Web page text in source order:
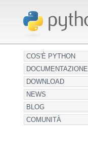
COS'È PYTHON
DOCUMENTAZIONE
DOWNLOAD
NEWS
BLOG
COMUNITÀ